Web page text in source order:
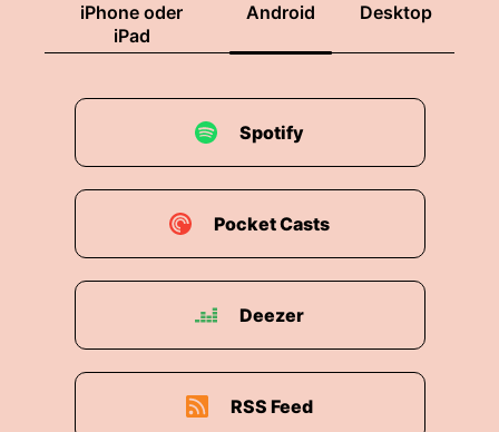
iPhone oder
iPad
Android Desktop
Spotify
Pocket Casts
Deezer
RSS Feed